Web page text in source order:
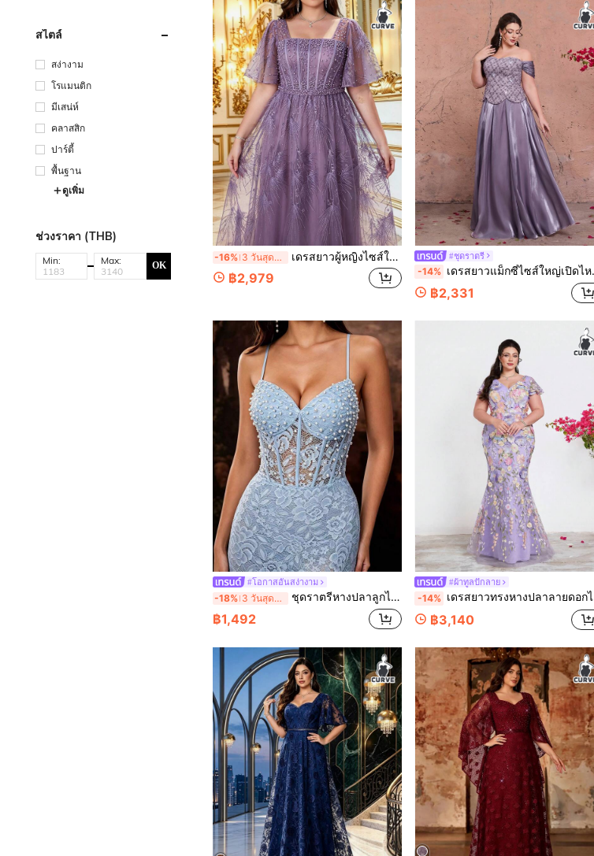
สไตล์
สง่างาม
โรแมนติก
มีเสน่ห์
คลาสสิก
ปาร์ตี้
พื้นฐาน
ดูเพิ่ม
ช่วงราคา (THB)
Min: Max: OK
-16% 3 วันสุดท้าย เดรสยาวผู้หญิงไซส์ใหญ่ สไตล์หรูหรา สีเทาชมพู ลายดอกไม้ ลูกไม้ คอสี่เหลี่ยม แขนพริ้ว ผูกเอว ประดับลูกปัด สำหรับฤดูใบไม้ร่วง
฿2,979
#ชุดราตรี
-14% เดรสยาวแม็กซี่ไซส์ใหญ่เปิดไหล่ลูกไม้ตัดสีหรูหราสำหรับงานกลางคืน ตกแต่งมุกเทียม ชายระบาย สำหรับฤดูใบไม้ร่วง
฿2,331
#โอกาสอันสง่างาม
-18% 3 วันสุดท้าย ชุดราตรีหางปลาลูกไม้ลายดอกไม้สีฟ้าอ่อนสไตล์หรูหราสำหรับฤดูร้อน งานพรอม งานปาร์ตี้ งานเลี้ยง เทศกาล งานแต่งงาน ฤดูใบไม้ร่วง
฿1,492
#ผ้าทูลปักลาย
-14% เดรสยาวทรงหางปลาลายดอกไม้สีม่วงหรูหราไซส์ใหญ่ คอวี แขนระบาย ชุดราตรีสำหรับผู้หญิงฤดูใบไม้ร่วง
฿3,140